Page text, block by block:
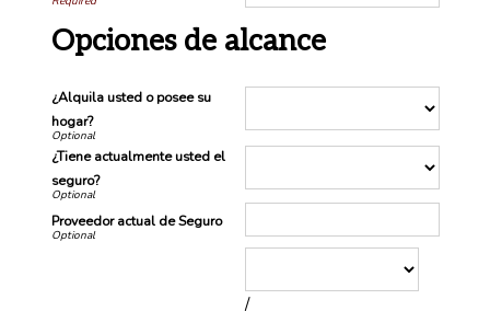
Opciones de alcance
¿Alquila usted o posee su
hogar?
¿Tiene actualmente usted el
seguro?
Proveedor actual de Seguro
/